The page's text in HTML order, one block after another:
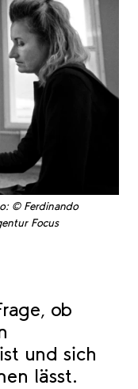
© Ferdinando
Focus
ob
und sich
lässt.